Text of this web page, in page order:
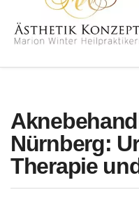
Nürnberg:
Therapie